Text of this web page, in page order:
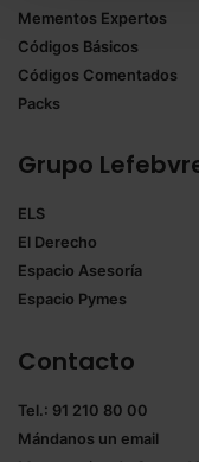
seleccionar solo
navegador. Si no
Mementos Expertos
Códigos Básicos
Códigos Comentados
Packs
Grupo
ELS
El Derecho
Espacio Asesoría
Espacio Pymes
Contacto
Tel.: 91 210 80 00
Mándanos un email